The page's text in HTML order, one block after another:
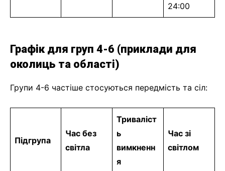
24:00
Графік для груп 4-6 (приклади для
околиць та області)
Групи 4-6 частіше стосуються передмість та сіл:
Підгрупа
Час без
світла
Триваліст
ь
вимкненн
я
Час зі
світлом